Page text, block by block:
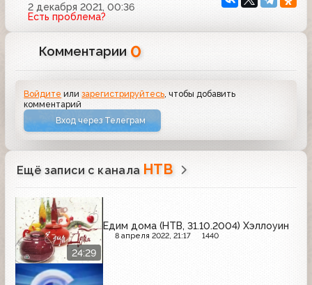
2 декабря 2021, 00:36
Есть проблема?
Комментарии 0
Войдите илизарегистрируйтесь , чтобы добавить
комментарий
Вход через Телеграм
Ещё записи с канала НТВ
24:29
Едим дома (НТВ, 31.10.2004) Хэллоуин
8 апреля 2022, 21:17 1440